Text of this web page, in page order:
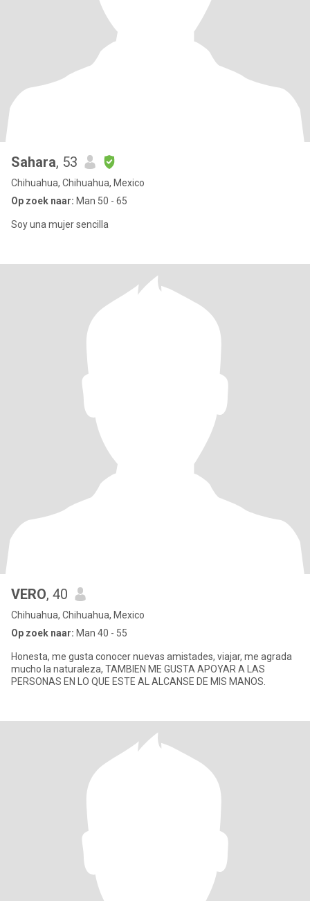
Sahara, 53
Chihuahua, Chihuahua, Mexico
Op zoek naar: Man 50 - 65
Soy una mujer sencilla
VERO, 40
Chihuahua, Chihuahua, Mexico
Op zoek naar: Man 40 - 55
Honesta, me gusta conocer nuevas amistades, viajar, me agrada
mucho la naturaleza, TAMBIEN ME GUSTA APOYAR A LAS
PERSONAS EN LO QUE ESTE AL ALCANSE DE MIS MANOS.